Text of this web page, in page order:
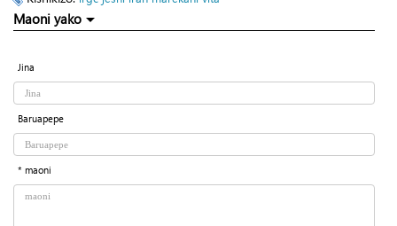
Maoni yako
Jina
Baruapepe
* maoni